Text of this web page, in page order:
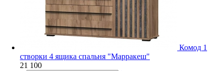
Комод 1
створки 4 ящика спальня "Марракеш"
21 100